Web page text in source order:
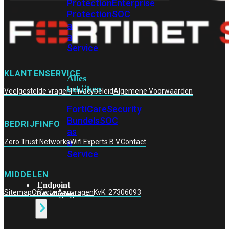
ProtectionEnterprise
ProtectionSOC
as
a
Service
Alles
bekijken
FortiCareSecurity
BundelsSOC
as
a
Service
Endpoint
Beveiliging
KLANTENSERVICE
Veelgestelde vragenPrivacybeleidAlgemene Voorwaarden
BEDRIJFINFO
Zero Trust NetworksWifi Experts B.V.Contact
MIDDELEN
SitemapOfferte AanvragenKvK: 27306093